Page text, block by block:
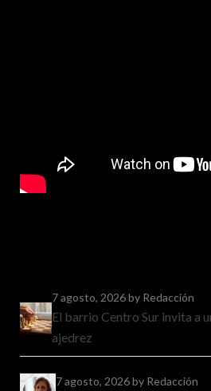
7 agosto, 2026by Redacción
El barrio Centro Sur invita a
ajedrez
7 agosto, 2026by Redacción